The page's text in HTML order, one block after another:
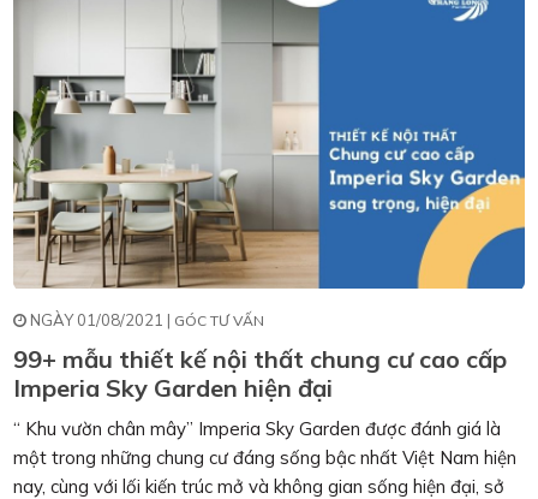
NGÀY 01/08/2021 | GÓC TƯ VẤN
99+ mẫu thiết kế nội thất chung cư cao cấp
Imperia Sky Garden hiện đại
“ Khu vườn chân mây” Imperia Sky Garden được đánh giá là
một trong những chung cư đáng sống bậc nhất Việt Nam hiện
nay, cùng với lối kiến trúc mở và không gian sống hiện đại, sở